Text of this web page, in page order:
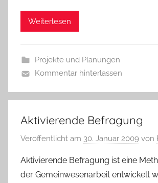
Weiterlesen
Projekte und Planungen
Kommentar hinterlassen
Aktivierende Befragung
Veröffentlicht am 30. Januar 2009 von
Aktivierende Befragung ist eine
der Gemeinwesenarbeit entwickelt